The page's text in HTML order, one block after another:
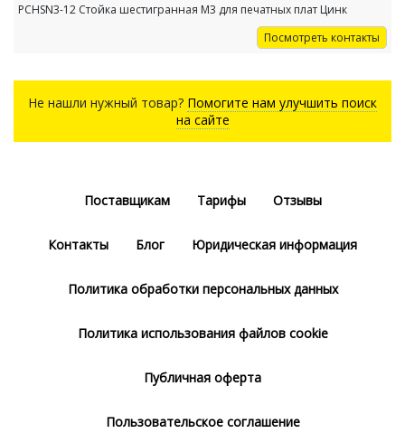
PCHSN3-12 Стойка шестигранная M3 для печатных плат Цинк
Посмотреть контакты
Не нашли нужный товар? Помогите нам улучшить поиск
на сайте
Поставщикам Тарифы Отзывы
Контакты Блог Юридическая информация
Политика обработки персональных данных
Политика использования файлов cookie
Публичная оферта
Пользовательское соглашение